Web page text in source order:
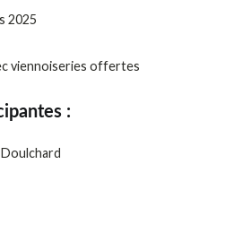
2025
viennoiseries offertes
: